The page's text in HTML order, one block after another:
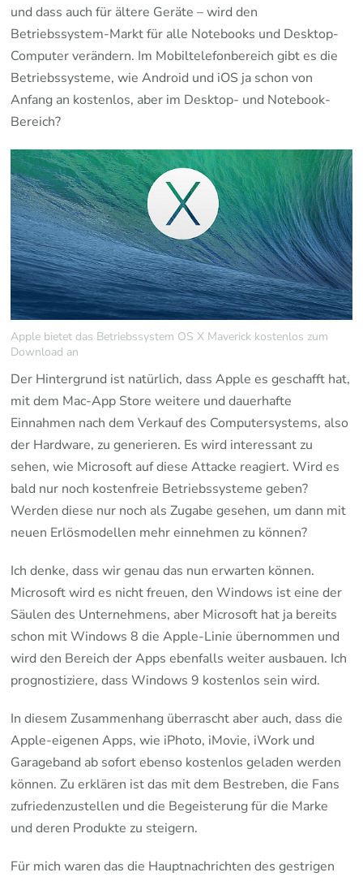
und dass auch für ältere Geräte – wird den
Betriebssystem-Markt für alle Notebooks und Desktop-
Computer verändern. Im Mobiltelefonbereich gibt es die
Betriebssysteme, wie Android und iOS ja schon von
Anfang an kostenlos, aber im Desktop- und Notebook-
Bereich?
Apple bietet das Betriebssystem OS X Maverick kostenlos zum
Download an
Der Hintergrund ist natürlich, dass Apple es geschafft hat,
mit dem Mac-App Store weitere und dauerhafte
Einnahmen nach dem Verkauf des Computersystems, also
der Hardware, zu generieren. Es wird interessant zu
sehen, wie Microsoft auf diese Attacke reagiert. Wird es
bald nur noch kostenfreie Betriebssysteme geben?
Werden diese nur noch als Zugabe gesehen, um dann mit
neuen Erlösmodellen mehr einnehmen zu können?
Ich denke, dass wir genau das nun erwarten können.
Microsoft wird es nicht freuen, den Windows ist eine der
Säulen des Unternehmens, aber Microsoft hat ja bereits
schon mit Windows 8 die Apple-Linie übernommen und
wird den Bereich der Apps ebenfalls weiter ausbauen. Ich
prognostiziere, dass Windows 9 kostenlos sein wird.
In diesem Zusammenhang überrascht aber auch, dass die
Apple-eigenen Apps, wie iPhoto, iMovie, iWork und
Garageband ab sofort ebenso kostenlos geladen werden
können. Zu erklären ist das mit dem Bestreben, die Fans
zufriedenzustellen und die Begeisterung für die Marke
und deren Produkte zu steigern.
Für mich waren das die Hauptnachrichten des gestrigen